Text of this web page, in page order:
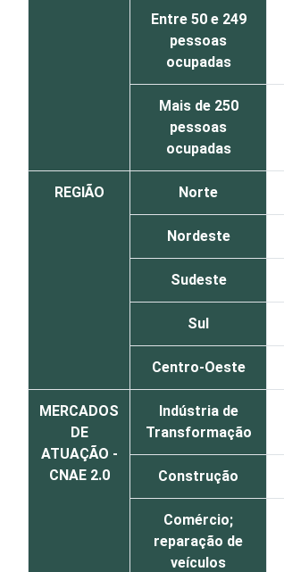
Entre 50 e 249
pessoas
ocupadas
Mais de 250
pessoas
ocupadas
REGIÃO Norte
Nordeste
Sudeste
Sul
Centro-Oeste
MERCADOS
DE
ATUAÇÃO -
CNAE 2.0
Indústria de
Transformação
Construção
Comércio;
reparação de
veículos